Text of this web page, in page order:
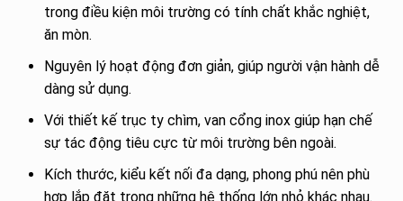
trong điều kiện môi trường có tính chất khắc nghiệt,
ăn mòn.
Nguyên lý hoạt động đơn giản, giúp người vận hành dễ
dàng sử dụng.
Với thiết kế trục ty chìm, van cổng inox giúp hạn chế
sự tác động tiêu cực từ môi trường bên ngoài.
Kích thước, kiểu kết nối đa dạng, phong phú nên phù
hợp lắp đặt trong những hệ thống lớn nhỏ khác nhau.